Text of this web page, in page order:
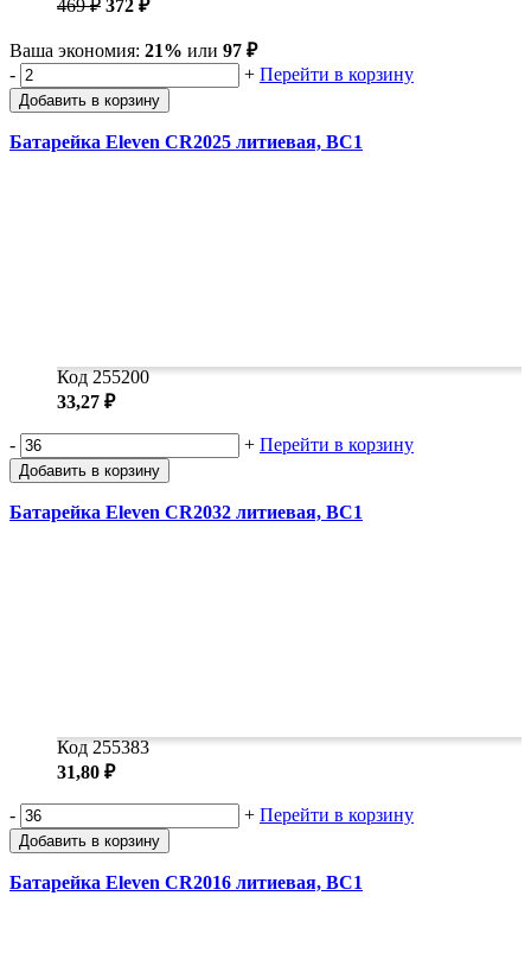
469 ₽ 372 ₽
Ваша экономия: 21% или 97 ₽
-
+ Перейти в корзину
Добавить в корзину
Батарейка Eleven CR2025 литиевая, BC1
Код 255200
33,27 ₽
- + Перейти в корзину
Добавить в корзину
Батарейка Eleven CR2032 литиевая, BC1
Код 255383
31,80 ₽
- + Перейти в корзину
Добавить в корзину
Батарейка Eleven CR2016 литиевая, BC1